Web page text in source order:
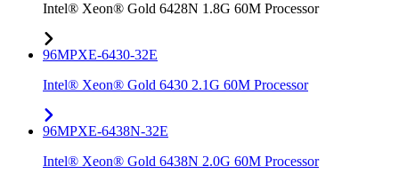
Intel® Xeon® Gold 6428N 1.8G 60M Processor
96MPXE-6430-32E
Intel® Xeon® Gold 6430 2.1G 60M Processor
96MPXE-6438N-32E
Intel® Xeon® Gold 6438N 2.0G 60M Processor